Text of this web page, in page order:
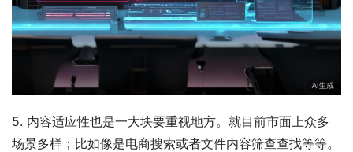
5. 内容适应性也是一大块要重视地方。就目前市面上众多
场景多样；比如像是电商搜索或者文件内容筛查查找等等。